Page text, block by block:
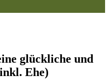
glückliche und
Ehe)